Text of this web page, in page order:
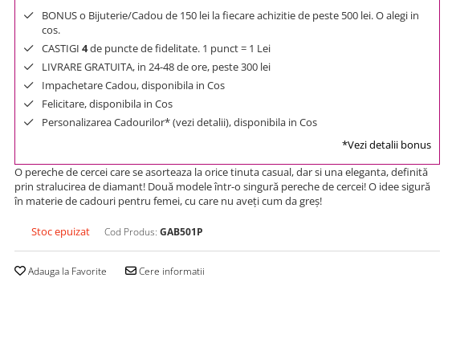
BONUS o Bijuterie/Cadou de 150 lei la fiecare achizitie de peste 500 lei. O alegi in
cos.
CASTIGI 4de puncte de fidelitate. 1 punct = 1 Lei
LIVRARE GRATUITA, in 24-48 de ore, peste 300 lei
Impachetare Cadou, disponibila in Cos
Felicitare, disponibila in Cos
Personalizarea Cadourilor* (vezi detalii), disponibila in Cos
*Vezi detalii bonus
O pereche de cercei care se asorteaza la orice tinuta casual, dar si una eleganta, definită
prin stralucirea de diamant! Două modele într-o singură pereche de cercei! O idee sigură
în materie de cadouri pentru femei, cu care nu aveţi cum da greş!
Stoc epuizat Cod Produs: GAB501P
Adauga la Favorite Cere informatii